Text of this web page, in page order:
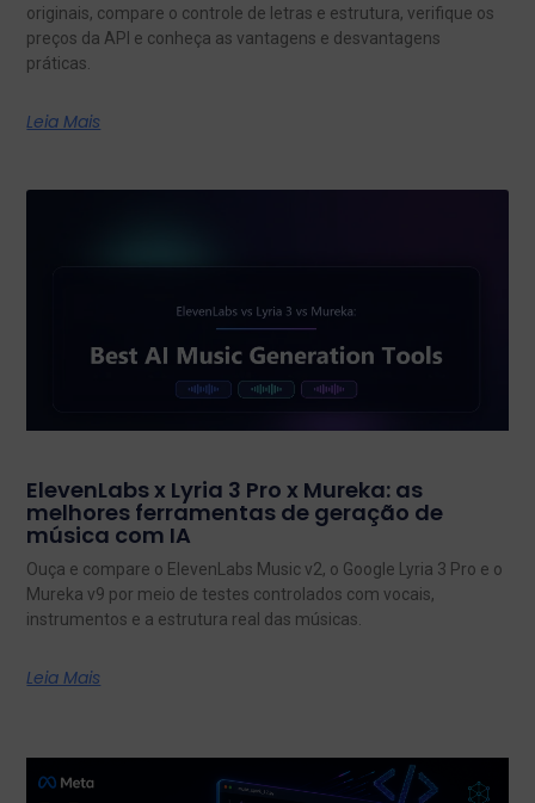
originais, compare o controle de letras e estrutura, verifique os
preços da API e conheça as vantagens e desvantagens
práticas.
Leia Mais
ElevenLabs x Lyria 3 Pro x Mureka: as
melhores ferramentas de geração de
música com IA
Ouça e compare o ElevenLabs Music v2, o Google Lyria 3 Pro e o
Mureka v9 por meio de testes controlados com vocais,
instrumentos e a estrutura real das músicas.
Leia Mais